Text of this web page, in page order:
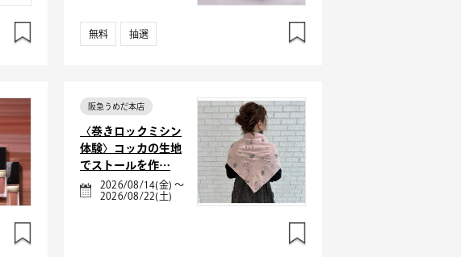
無料 抽選
阪急うめだ本店
〈巻きロックミシン
体験〉コッカの生地
でストールを作…
2026/08/14(金) ～
2026/08/22(土)